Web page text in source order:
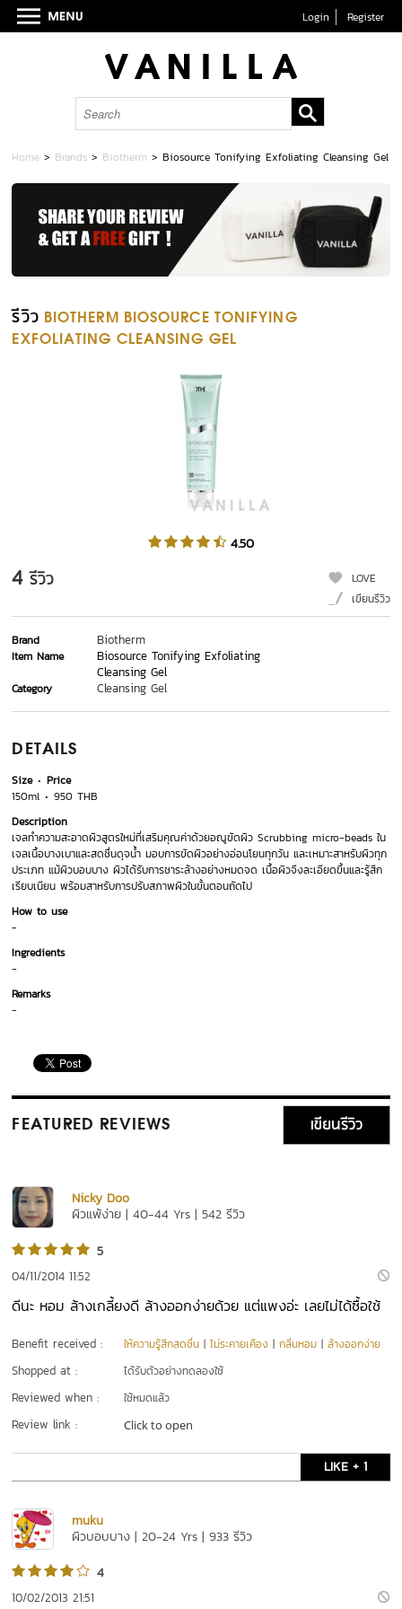
Login Register
Home > Brands > Biotherm >Biosource Tonifying Exfoliating Cleansing Gel
รีวิว BIOTHERM BIOSOURCE TONIFYING
EXFOLIATING CLEANSING GEL
4.50
4 รีวิว
LOVE
เขียนรีวิว
Brand Biotherm
Item Name
Biosource Tonifying Exfoliating
Cleansing Gel
Category Cleansing Gel
DETAILS
Size
Price
150ml
950 THB
Description
เจลทำความสะอาดผิวสูตรใหม่ที่เสริมคุณค่าด้วยอณูขัดผิว Scrubbing micro-beads ใน
เจลเนื้อบางเบาและสดชื่นดุจน้ำ มอบการขัดผิวอย่างอ่อนโยนทุกวัน และเหมาะสาหรับผิวทุก
ประเภท แม้ผิวบอบบาง ผิวได้รับการชาระล้างอย่างหมดจด เนื้อผิวจึงละเอียดขึ้นและรู้สึก
เรียบเนียน พร้อมสาหรับการปรับสภาพผิวในขั้นตอนถัดไป
How to use
-
Ingredients
-
Remarks
-
FEATURED REVIEWS เขียนรีวิว
Nicky Doo
ผิวแพ้ง่าย | 40-44 Yrs | 542 รีวิว
5
04/11/2014 11:52
ดีนะ หอม ล้างเกลี้ยงดี ล้างออกง่ายด้วย แต่แพงอ่ะ เลยไม่ได้ซื้อใช้
Benefit received : ให้ความรู้สึกสดชื่น |ไม่ระคายเคือง |กลิ่นหอม |ล้างออกง่าย
Shopped at : ได้รับตัวอย่างทดลองใช้
Reviewed when : ใช้หมดแล้ว
Review link : Click to open
LIKE + 1
muku
ผิวบอบบาง | 20-24 Yrs | 933 รีวิว
4
10/02/2013 21:51